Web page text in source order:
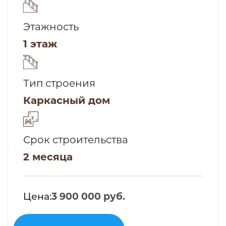
Этажность
1 этаж
Тип строения
Каркасный дом
Срок строительства
2 месяца
Цена:3 900 000 руб.